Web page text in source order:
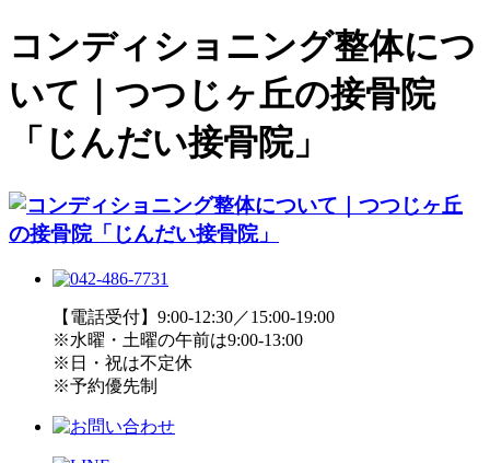
コンディショニング整体につ
いて｜つつじヶ丘の接骨院
「じんだい接骨院」
【電話受付】9:00-12:30／15:00-19:00
※水曜・土曜の午前は9:00-13:00
※日・祝は不定休
※予約優先制